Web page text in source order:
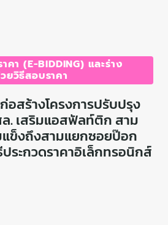
คา (E-BIDDING) และร่าง
ยวิธีสอบราคา
อสร้างโครงการปรับปรุง
. เสริมแอสฟัลท์ติก สาม
แข็งถึงสามแยกซอยป๊อก
ประกวดราคาอิเล็กทรอนิกส์